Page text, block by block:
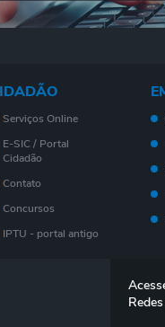
Serviços Online
E-SIC / Portal
Cidadão
Contato
Concursos
IPTU - portal antigo